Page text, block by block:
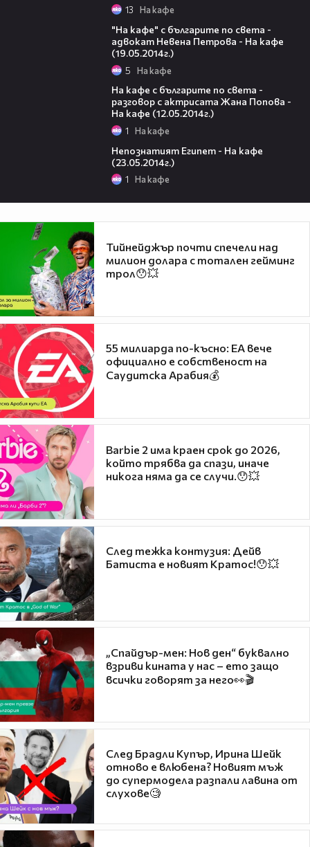
13 На кафе
"На кафе" с българите по света -
адвокат Невена Петрова - На кафе
(19.05.2014г.)
5 На кафе
На кафе с българите по света -
разговор с актрисата Жана Попова -
На кафе (12.05.2014г.)
1 На кафе
Непознатият Египет - На кафе
(23.05.2014г.)
1 На кафе
Тийнейджър почти спечели над
милион долара с тотален гейминг
трол😯💥
55 милиарда по-късно: EA вече
официално е собственост на
Саудитска Арабия💰
Barbie 2 има краен срок до 2026,
който трябва да спази, иначе
никога няма да се случи.😯💥
След тежка контузия: Дейв
Батиста е новият Кратос!😯💥
„Спайдър-мен: Нов ден“ буквално
взриви кината у нас – ето защо
всички говорят за него👀🎬
След Брадли Купър, Ирина Шейк
отново е влюбена? Новият мъж
до супермодела разпали лавина от
слухове🧐